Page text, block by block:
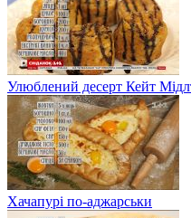
Улюблений десерт Кейт
Хачапурі по-аджарськи